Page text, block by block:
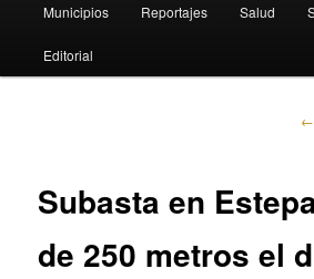
Municipios Reportajes Salud
Editorial
←
Subasta en
de 250 metros el